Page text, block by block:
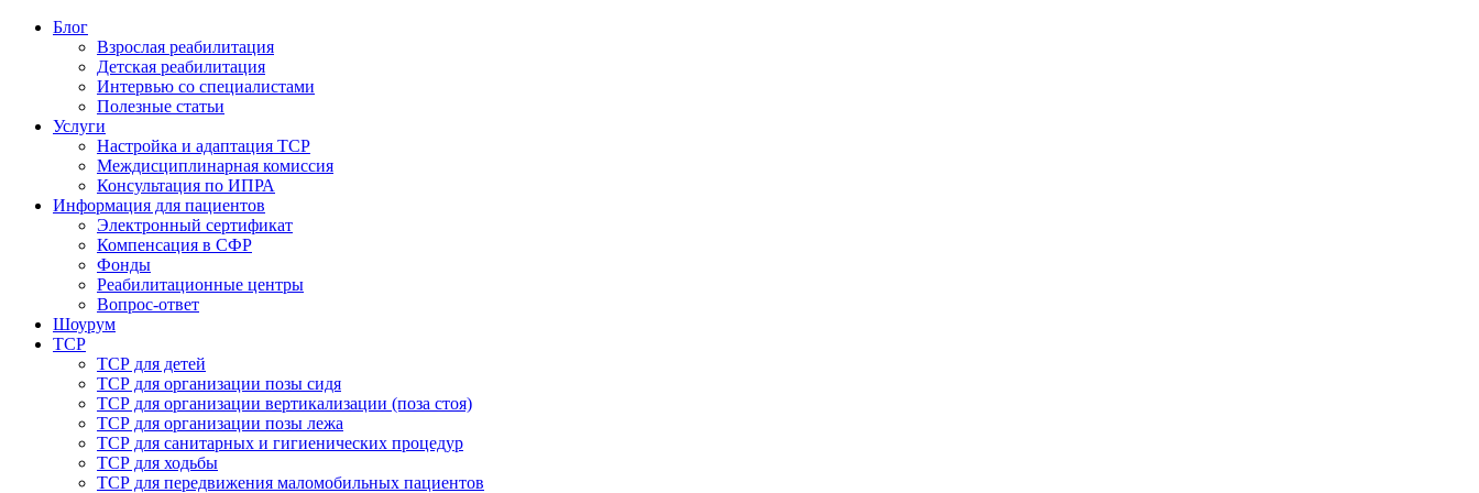
Блог
Взрослая реабилитация
Детская реабилитация
Интервью со специалистами
Полезные статьи
Услуги
Настройка и адаптация ТСР
Междисциплинарная комиссия
Консультация по ИПРА
Информация для пациентов
Электронный сертификат
Компенсация в СФР
Фонды
Реабилитационные центры
Вопрос-ответ
Шоурум
ТСР
ТСР для детей
ТСР для организации позы сидя
ТСР для организации вертикализации (поза стоя)
ТСР для организации позы лежа
ТСР для санитарных и гигиенических процедур
ТСР для ходьбы
ТСР для передвижения маломобильных пациентов